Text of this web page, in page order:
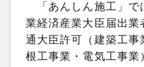
「あんしん施工」で
業経済産業大臣届出業
通大臣許可（建築工事
根工事業・電気工事業